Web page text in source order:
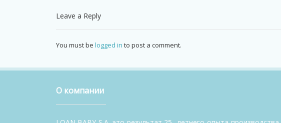
Leave a Reply
You must be logged in to post a comment.
О компании